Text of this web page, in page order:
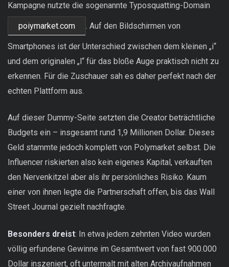
Kampagne nutzte die sogenannte Typosquatting-Domain
poiymarket.com . Auf den Bildschirmen von
Smartphones ist der Unterschied zwischen dem kleinen „i“
und dem originalen „l“ für das bloße Auge praktisch nicht zu
erkennen. Für die Zuschauer sah es daher perfekt nach der
echten Plattform aus.
Auf dieser Dummy-Seite setzten die Creator beträchtliche
Budgets ein – insgesamt rund 1,9 Millionen Dollar. Dieses
Geld stammte jedoch komplett von Polymarket selbst. Die
Influencer riskierten also kein eigenes Kapital, verkauften
den Nervenkitzel aber als ihr persönliches Risiko. Kaum
einer von ihnen legte die Partnerschaft offen, bis das Wall
Street Journal gezielt nachfragte.
Besonders dreist: In etwa jedem zehnten Video wurden
völlig erfundene Gewinne im Gesamtwert von fast 900.000
Dollar inszeniert, oft untermalt mit alten Archivaufnahmen